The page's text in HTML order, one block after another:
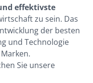
effektivste
zu sein. Das
der besten
und Technologie
Sie unsere